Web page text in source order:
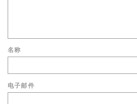
名称
电子邮件